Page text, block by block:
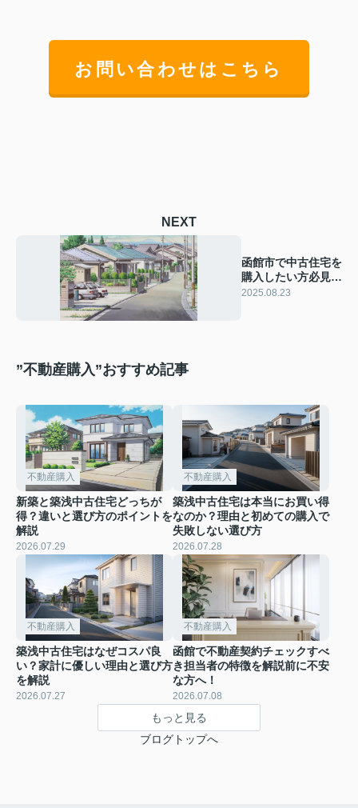
お問い合わせはこちら
NEXT
函館市で中古住宅を
購入したい方必見！
相場や選び方のポイ
2025.08.23
”不動産購入”おすすめ記事
不動産購入
新築と築浅中古住宅どっちが
得？違いと選び方のポイントを
解説
2026.07.29
不動産購入
築浅中古住宅は本当にお買い得
なのか？理由と初めての購入で
失敗しない選び方
2026.07.28
不動産購入
築浅中古住宅はなぜコスパ良
い？家計に優しい理由と選び方
を解説
2026.07.27
不動産購入
函館で不動産契約チェックすべ
き担当者の特徴を解説前に不安
な方へ！
2026.07.08
もっと見る
ブログトップへ